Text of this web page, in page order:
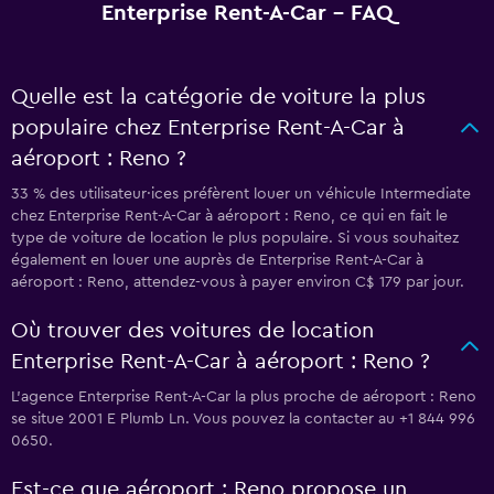
Enterprise Rent-A-Car - FAQ
Quelle est la catégorie de voiture la plus
populaire chez Enterprise Rent-A-Car à
aéroport : Reno ?
33 % des utilisateur·ices préfèrent louer un véhicule Intermediate
chez Enterprise Rent-A-Car à aéroport : Reno, ce qui en fait le
type de voiture de location le plus populaire. Si vous souhaitez
également en louer une auprès de Enterprise Rent-A-Car à
aéroport : Reno, attendez-vous à payer environ C$ 179 par jour.
Où trouver des voitures de location
Enterprise Rent-A-Car à aéroport : Reno ?
L’agence Enterprise Rent-A-Car la plus proche de aéroport : Reno
se situe 2001 E Plumb Ln. Vous pouvez la contacter au +1 844 996
0650.
Est-ce que aéroport : Reno propose un